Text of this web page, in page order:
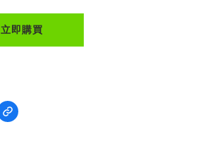
立即購買